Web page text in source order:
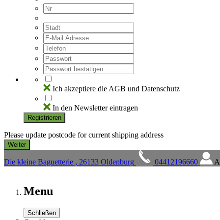
Ich akzeptiere die AGB und Datenschutz
In den Newsletter eintragen
Registrieren
Please update postcode for current shipping address
Die kleine Baguetterie , 26133 Oldenburg 04412196660
Menu
Schließen